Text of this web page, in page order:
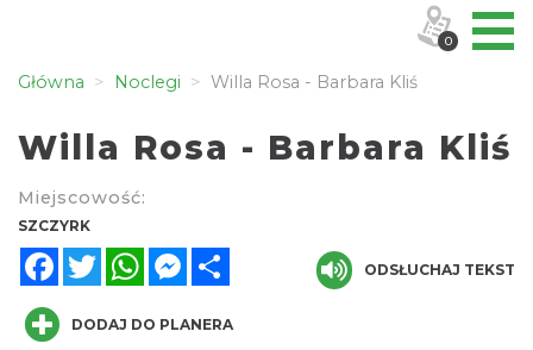
Główna Noclegi Willa Rosa - Barbara Kliś
Willa Rosa - Barbara Kliś
Miejscowość:
SZCZYRK
FacebookTwitterWhatsAppMessenger
ODSŁUCHAJ TEKST
DODAJ DO PLANERA
0